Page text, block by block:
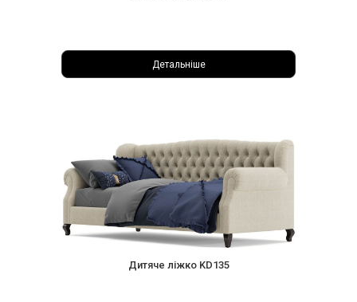
Детальніше
Дитяче ліжко KD135